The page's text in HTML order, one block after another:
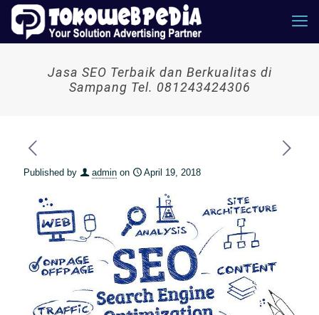
Jasa SEO Terbaik dan Berkualitas di
Sampang Tel. 081243424306
Published by admin on April 19, 2018